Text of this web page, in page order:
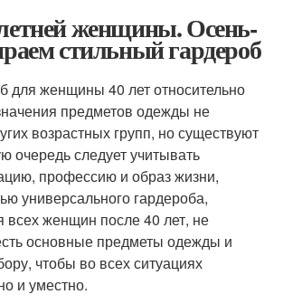
женщины. Осень-
стильный гардероб
для женщины 40 лет относительно
предметов одежды не
возрастных групп, но существуют
очередь следует учитывать
профессию и образ жизни,
универсального гардероба,
всех женщин после 40 лет, не
основные предметы одежды и
чтобы во всех ситуациях
и уместно.